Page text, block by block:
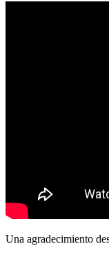
Una agradecimiento